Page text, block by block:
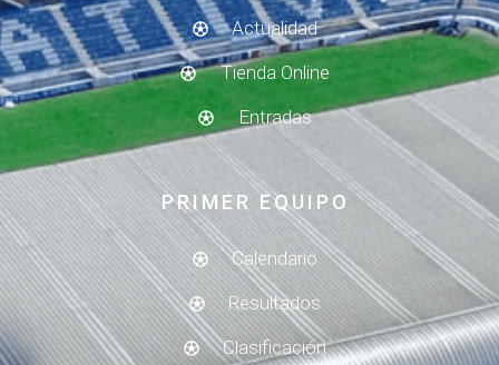
Actualidad
Tienda Online
Entradas
PRIMER EQUIPO
Calendario
Resultados
Clasificación